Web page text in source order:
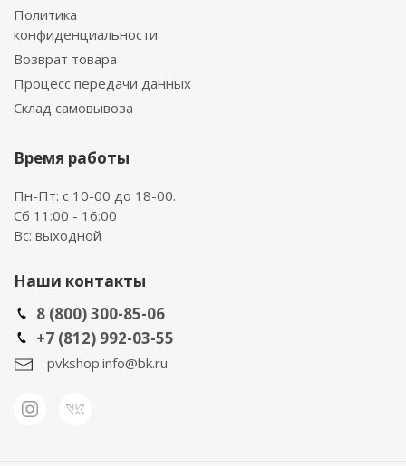
Политика
конфиденциальности
Возврат товара
Процесс передачи данных
Склад самовывоза
Время работы
Пн-Пт: с 10-00 до 18-00.
Сб 11:00 - 16:00
Вс: выходной
Наши контакты
8 (800) 300-85-06
+7 (812) 992-03-55
pvkshop.info@bk.ru